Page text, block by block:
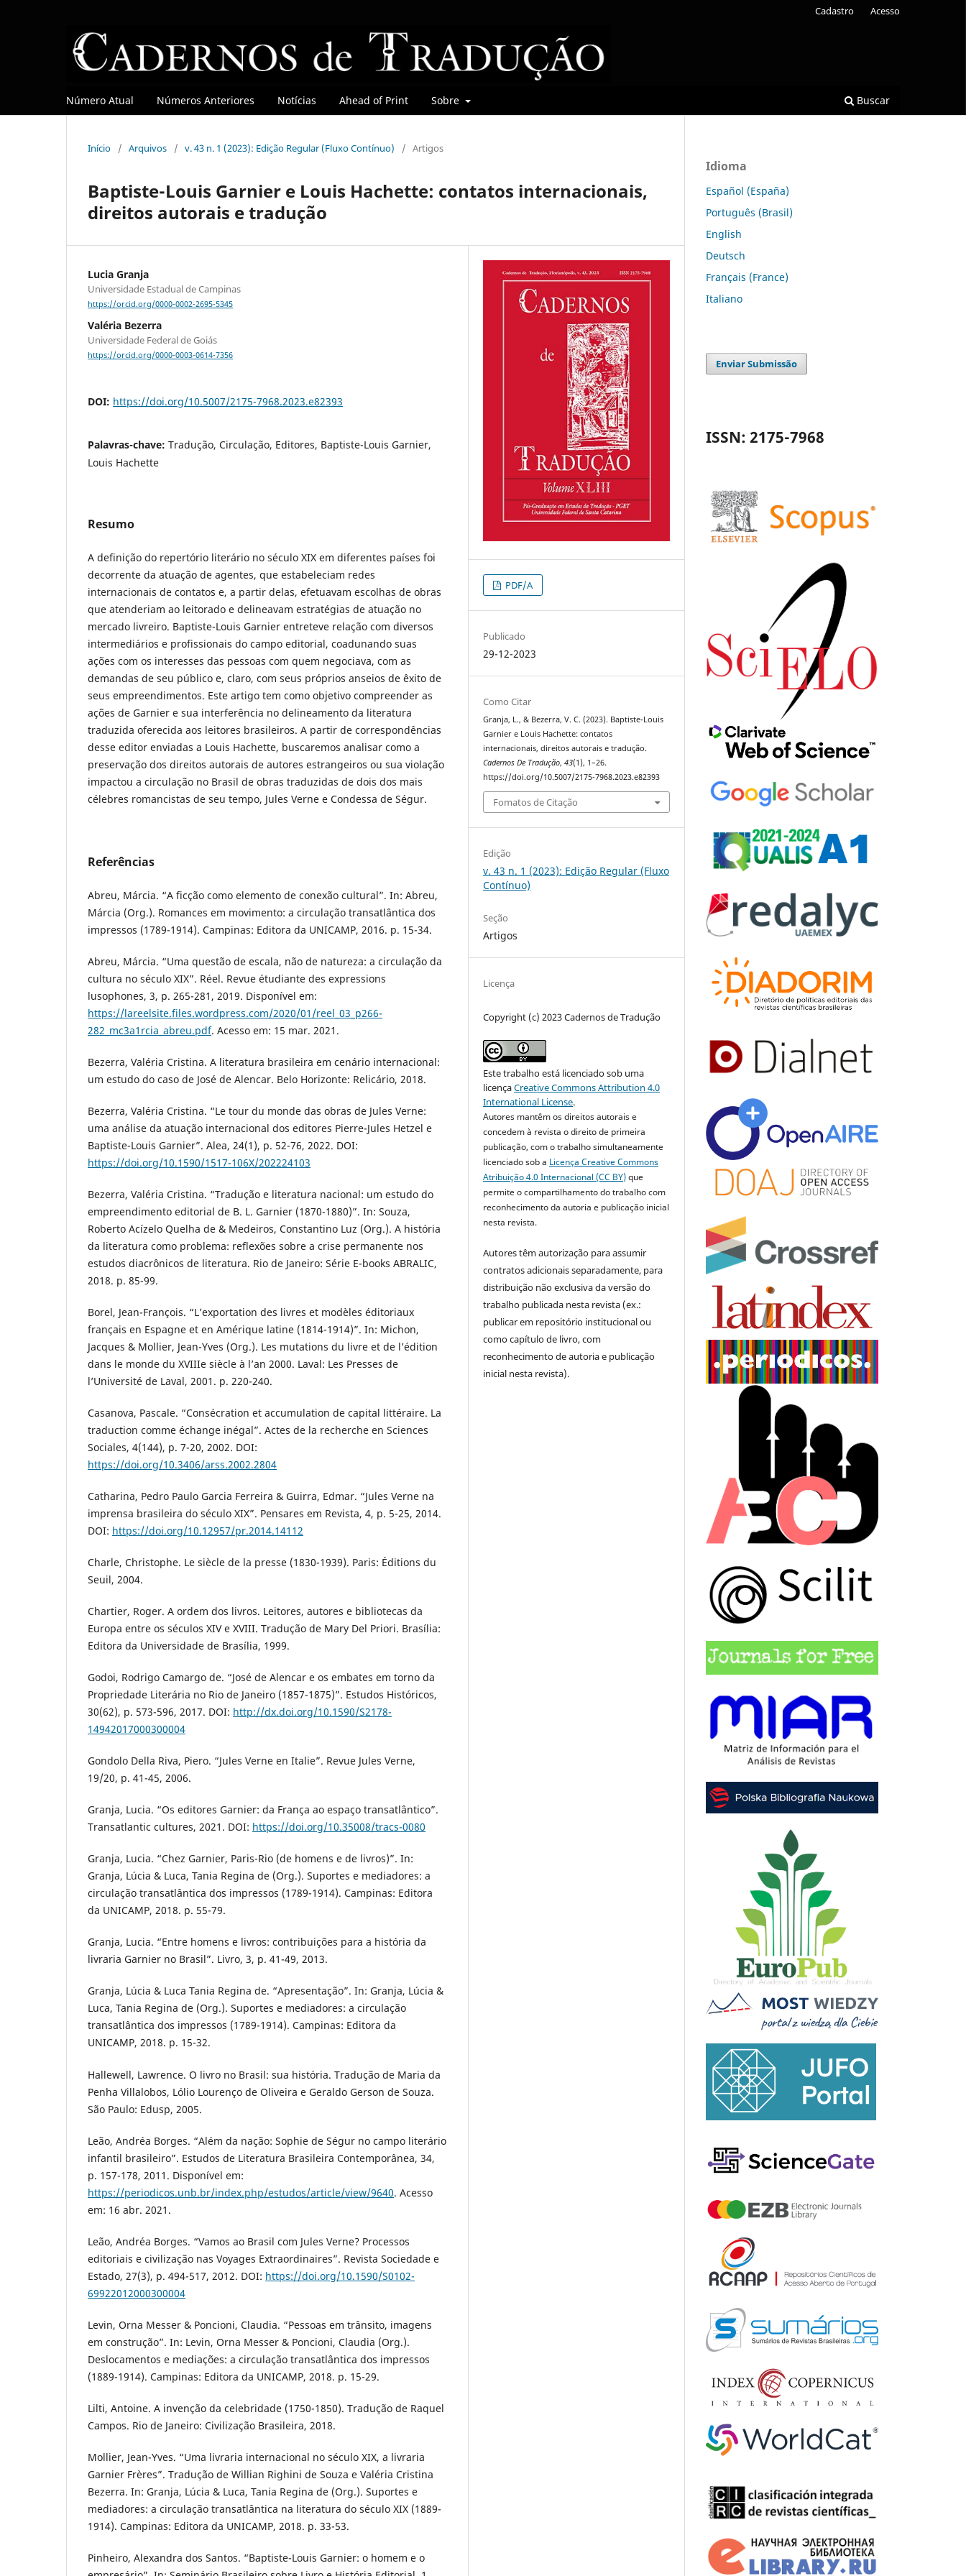
Número Atual Números Anteriores Notícias Ahead of Print Sobre Buscar
Cadastro Acesso
Início / Arquivos / v. 43 n. 1 (2023): Edição Regular (Fluxo Contínuo) / Artigos
Baptiste-Louis Garnier e Louis Hachette: contatos internacionais,
direitos autorais e tradução
Lucia Granja
Universidade Estadual de Campinas
https://orcid.org/0000-0002-2695-5345
Valéria Bezerra
Universidade Federal de Goiás
https://orcid.org/0000-0003-0614-7356
DOI: https://doi.org/10.5007/2175-7968.2023.e82393
Palavras-chave: Tradução, Circulação, Editores, Baptiste-Louis Garnier,
Louis Hachette
Resumo
A definição do repertório literário no século XIX em diferentes países foi
decorrente da atuação de agentes, que estabeleciam redes
internacionais de contatos e, a partir delas, efetuavam escolhas de obras
que atenderiam ao leitorado e delineavam estratégias de atuação no
mercado livreiro. Baptiste-Louis Garnier entreteve relação com diversos
intermediários e profissionais do campo editorial, coadunando suas
ações com os interesses das pessoas com quem negociava, com as
demandas de seu público e, claro, com seus próprios anseios de êxito de
seus empreendimentos. Este artigo tem como objetivo compreender as
ações de Garnier e sua interferência no delineamento da literatura
traduzida oferecida aos leitores brasileiros. A partir de correspondências
desse editor enviadas a Louis Hachette, buscaremos analisar como a
preservação dos direitos autorais de autores estrangeiros ou sua violação
impactou a circulação no Brasil de obras traduzidas de dois dos mais
célebres romancistas de seu tempo, Jules Verne e Condessa de Ségur.
Referências
Abreu, Márcia. “A ficção como elemento de conexão cultural”. In: Abreu,
Márcia (Org.). Romances em movimento: a circulação transatlântica dos
impressos (1789-1914). Campinas: Editora da UNICAMP, 2016. p. 15-34.
Abreu, Márcia. “Uma questão de escala, não de natureza: a circulação da
cultura no século XIX”. Réel. Revue étudiante des expressions
lusophones, 3, p. 265-281, 2019. Disponível em:
https://lareelsite.files.wordpress.com/2020/01/reel_03_p266-
282_mc3a1rcia_abreu.pdf. Acesso em: 15 mar. 2021.
Bezerra, Valéria Cristina. A literatura brasileira em cenário internacional:
um estudo do caso de José de Alencar. Belo Horizonte: Relicário, 2018.
Bezerra, Valéria Cristina. “Le tour du monde das obras de Jules Verne:
uma análise da atuação internacional dos editores Pierre-Jules Hetzel e
Baptiste-Louis Garnier”. Alea, 24(1), p. 52-76, 2022. DOI:
https://doi.org/10.1590/1517-106X/202224103
Bezerra, Valéria Cristina. “Tradução e literatura nacional: um estudo do
empreendimento editorial de B. L. Garnier (1870-1880)”. In: Souza,
Roberto Acízelo Quelha de & Medeiros, Constantino Luz (Org.). A história
da literatura como problema: reflexões sobre a crise permanente nos
estudos diacrônicos de literatura. Rio de Janeiro: Série E-books ABRALIC,
2018. p. 85-99.
Borel, Jean-François. “L’exportation des livres et modèles éditoriaux
français en Espagne et en Amérique latine (1814-1914)”. In: Michon,
Jacques & Mollier, Jean-Yves (Org.). Les mutations du livre et de l’édition
dans le monde du XVIIIe siècle à l’an 2000. Laval: Les Presses de
l’Université de Laval, 2001. p. 220-240.
Casanova, Pascale. “Consécration et accumulation de capital littéraire. La
traduction comme échange inégal”. Actes de la recherche en Sciences
Sociales, 4(144), p. 7-20, 2002. DOI:
https://doi.org/10.3406/arss.2002.2804
Catharina, Pedro Paulo Garcia Ferreira & Guirra, Edmar. “Jules Verne na
imprensa brasileira do século XIX”. Pensares em Revista, 4, p. 5-25, 2014.
DOI: https://doi.org/10.12957/pr.2014.14112
Charle, Christophe. Le siècle de la presse (1830-1939). Paris: Éditions du
Seuil, 2004.
Chartier, Roger. A ordem dos livros. Leitores, autores e bibliotecas da
Europa entre os séculos XIV e XVIII. Tradução de Mary Del Priori. Brasília:
Editora da Universidade de Brasília, 1999.
Godoi, Rodrigo Camargo de. “José de Alencar e os embates em torno da
Propriedade Literária no Rio de Janeiro (1857-1875)”. Estudos Históricos,
30(62), p. 573-596, 2017. DOI: http://dx.doi.org/10.1590/S2178-
14942017000300004
Gondolo Della Riva, Piero. “Jules Verne en Italie”. Revue Jules Verne,
19/20, p. 41-45, 2006.
Granja, Lucia. “Os editores Garnier: da França ao espaço transatlântico”.
Transatlantic cultures, 2021. DOI: https://doi.org/10.35008/tracs-0080
Granja, Lucia. “Chez Garnier, Paris-Rio (de homens e de livros)”. In:
Granja, Lúcia & Luca, Tania Regina de (Org.). Suportes e mediadores: a
circulação transatlântica dos impressos (1789-1914). Campinas: Editora
da UNICAMP, 2018. p. 55-79.
Granja, Lucia. “Entre homens e livros: contribuições para a história da
livraria Garnier no Brasil”. Livro, 3, p. 41-49, 2013.
Granja, Lúcia & Luca Tania Regina de. “Apresentação”. In: Granja, Lúcia &
Luca, Tania Regina de (Org.). Suportes e mediadores: a circulação
transatlântica dos impressos (1789-1914). Campinas: Editora da
UNICAMP, 2018. p. 15-32.
Hallewell, Lawrence. O livro no Brasil: sua história. Tradução de Maria da
Penha Villalobos, Lólio Lourenço de Oliveira e Geraldo Gerson de Souza.
São Paulo: Edusp, 2005.
Leão, Andréa Borges. “Além da nação: Sophie de Ségur no campo literário
infantil brasileiro”. Estudos de Literatura Brasileira Contemporânea, 34,
p. 157-178, 2011. Disponível em:
https://periodicos.unb.br/index.php/estudos/article/view/9640. Acesso
em: 16 abr. 2021.
Leão, Andréa Borges. “Vamos ao Brasil com Jules Verne? Processos
editoriais e civilização nas Voyages Extraordinaires”. Revista Sociedade e
Estado, 27(3), p. 494-517, 2012. DOI: https://doi.org/10.1590/S0102-
69922012000300004
Levin, Orna Messer & Poncioni, Claudia. “Pessoas em trânsito, imagens
em construção”. In: Levin, Orna Messer & Poncioni, Claudia (Org.).
Deslocamentos e mediações: a circulação transatlântica dos impressos
(1889-1914). Campinas: Editora da UNICAMP, 2018. p. 15-29.
Lilti, Antoine. A invenção da celebridade (1750-1850). Tradução de Raquel
Campos. Rio de Janeiro: Civilização Brasileira, 2018.
Mollier, Jean-Yves. “Uma livraria internacional no século XIX, a livraria
Garnier Frères”. Tradução de Willian Righini de Souza e Valéria Cristina
Bezerra. In: Granja, Lúcia & Luca, Tania Regina de (Org.). Suportes e
mediadores: a circulação transatlântica na literatura do século XIX (1889-
1914). Campinas: Editora da UNICAMP, 2018. p. 33-53.
Pinheiro, Alexandra dos Santos. “Baptiste-Louis Garnier: o homem e o
PDF/A
Publicado
29-12-2023
Como Citar
Granja, L., & Bezerra, V. C. (2023). Baptiste-Louis
Garnier e Louis Hachette: contatos
internacionais, direitos autorais e tradução.
Cadernos De Tradução,43(1), 1–26.
https://doi.org/10.5007/2175-7968.2023.e82393
Fomatos de Citação
Edição
v. 43 n. 1 (2023): Edição Regular (Fluxo
Contínuo)
Seção
Artigos
Licença
Copyright (c) 2023 Cadernos de Tradução
Este trabalho está licenciado sob uma
licençaCreative Commons Attribution 4.0
International License.
Autores mantêm os direitos autorais e
concedem à revista o direito de primeira
publicação, com o trabalho simultaneamente
licenciado sob a Licença Creative Commons
Atribuição 4.0 Internacional (CC BY)que
permite o compartilhamento do trabalho com
reconhecimento da autoria e publicação inicial
nesta revista.
Autores têm autorização para assumir
contratos adicionais separadamente, para
distribuição não exclusiva da versão do
trabalho publicada nesta revista (ex.:
publicar em repositório institucional ou
como capítulo de livro, com
reconhecimento de autoria e publicação
inicial nesta revista).
Idioma
Español (España)
Português (Brasil)
English
Deutsch
Français (France)
Italiano
Enviar Submissão
ISSN: 2175-7968